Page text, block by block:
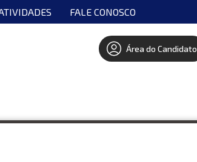
FALE CONOSCO
Área do Candidato